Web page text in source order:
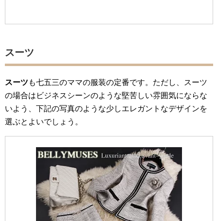
スーツ
スーツ も七五三のママの服装の定番です。ただし、スーツ
の場合はビジネスシーンのような堅苦しい雰囲気にならな
いよう、下記の写真のような少しエレガントなデザインを
選ぶとよいでしょう。